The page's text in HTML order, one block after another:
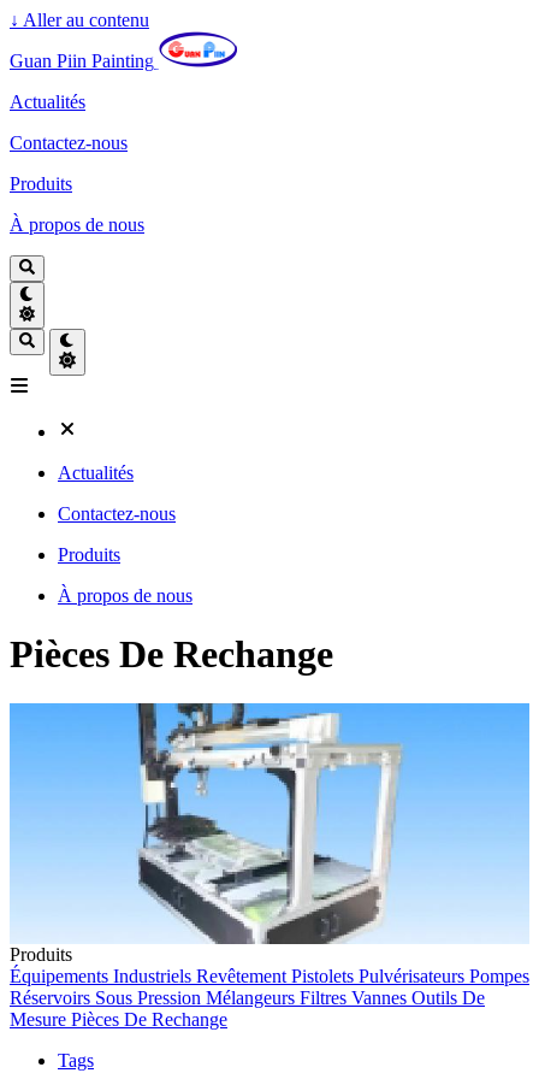
↓ Aller au contenu
Guan Piin Painting
Actualités
Contactez-nous
Produits
À propos de nous
Actualités
Contactez-nous
Produits
À propos de nous
Pièces De Rechange
Produits
Équipements Industriels Revêtement Pistolets Pulvérisateurs Pompes
Réservoirs Sous Pression Mélangeurs Filtres Vannes Outils De
Mesure Pièces De Rechange
Tags